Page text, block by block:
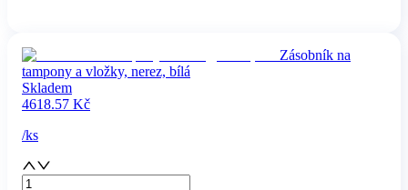
Zásobník na
tampony a vložky, nerez, bílá
Skladem
4618.57 Kč
/ks